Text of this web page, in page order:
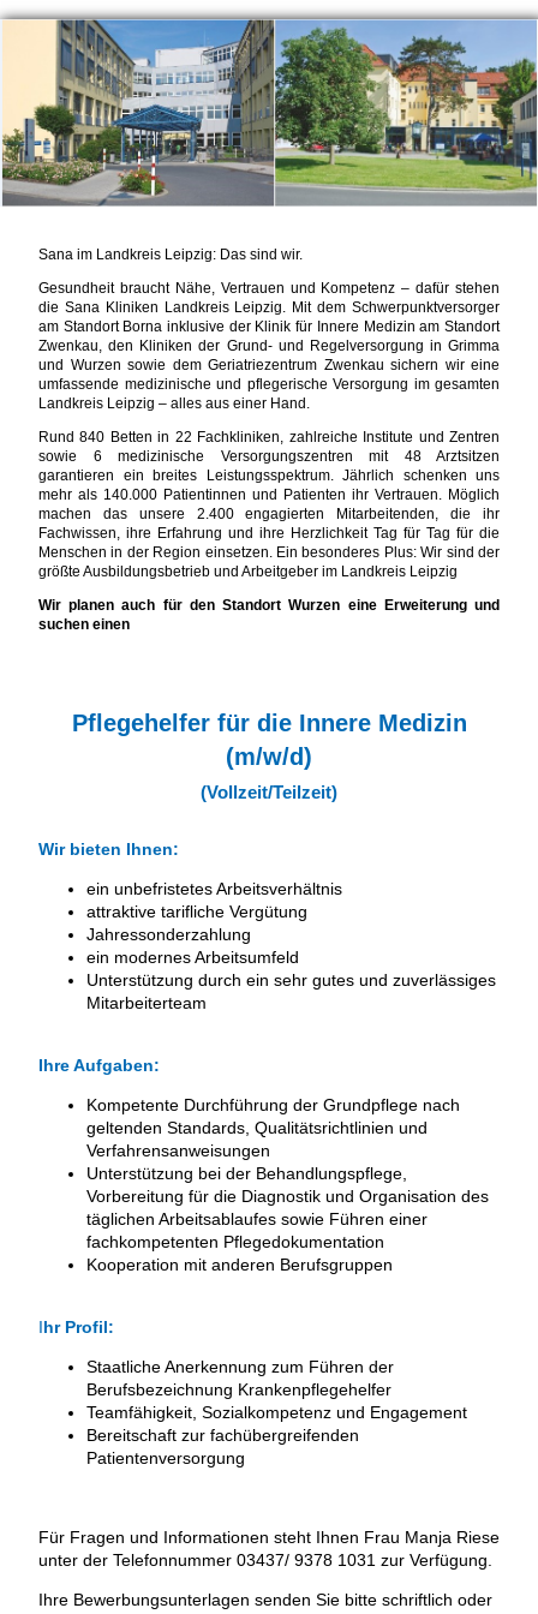
Sana im Landkreis Leipzig: Das sind wir.
Gesundheit braucht Nähe, Vertrauen und Kompetenz – dafür stehen
die Sana Kliniken Landkreis Leipzig. Mit dem Schwerpunktversorger
am Standort Borna inklusive der Klinik für Innere Medizin am Standort
Zwenkau, den Kliniken der Grund- und Regelversorgung in Grimma
und Wurzen sowie dem Geriatriezentrum Zwenkau sichern wir eine
umfassende medizinische und pflegerische Versorgung im gesamten
Landkreis Leipzig – alles aus einer Hand.
Rund 840 Betten in 22 Fachkliniken, zahlreiche Institute und Zentren
sowie 6 medizinische Versorgungszentren mit 48 Arztsitzen
garantieren ein breites Leistungsspektrum. Jährlich schenken uns
mehr als 140.000 Patientinnen und Patienten ihr Vertrauen. Möglich
machen das unsere 2.400 engagierten Mitarbeitenden, die ihr
Fachwissen, ihre Erfahrung und ihre Herzlichkeit Tag für Tag für die
Menschen in der Region einsetzen. Ein besonderes Plus: Wir sind der
größte Ausbildungsbetrieb und Arbeitgeber im Landkreis Leipzig
Wir planen auch für den Standort Wurzen eine Erweiterung und
suchen einen
Pflegehelfer für die Innere Medizin
(m/w/d)
(Vollzeit/Teilzeit)
Wir bieten Ihnen:
ein unbefristetes Arbeitsverhältnis
attraktive tarifliche Vergütung
Jahressonderzahlung
ein modernes Arbeitsumfeld
Unterstützung durch ein sehr gutes und zuverlässiges
Mitarbeiterteam
Ihre Aufgaben:
Kompetente Durchführung der Grundpflege nach
geltenden Standards, Qualitätsrichtlinien und
Verfahrensanweisungen
Unterstützung bei der Behandlungspflege,
Vorbereitung für die Diagnostik und Organisation des
täglichen Arbeitsablaufes sowie Führen einer
fachkompetenten Pflegedokumentation
Kooperation mit anderen Berufsgruppen
Ihr Profil:
Staatliche Anerkennung zum Führen der
Berufsbezeichnung Krankenpflegehelfer
Teamfähigkeit, Sozialkompetenz und Engagement
Bereitschaft zur fachübergreifenden
Patientenversorgung
Für Fragen und Informationen steht Ihnen Frau Manja Riese
unter der Telefonnummer 03437/ 9378 1031 zur Verfügung.
Ihre Bewerbungsunterlagen senden Sie bitte schriftlich oder